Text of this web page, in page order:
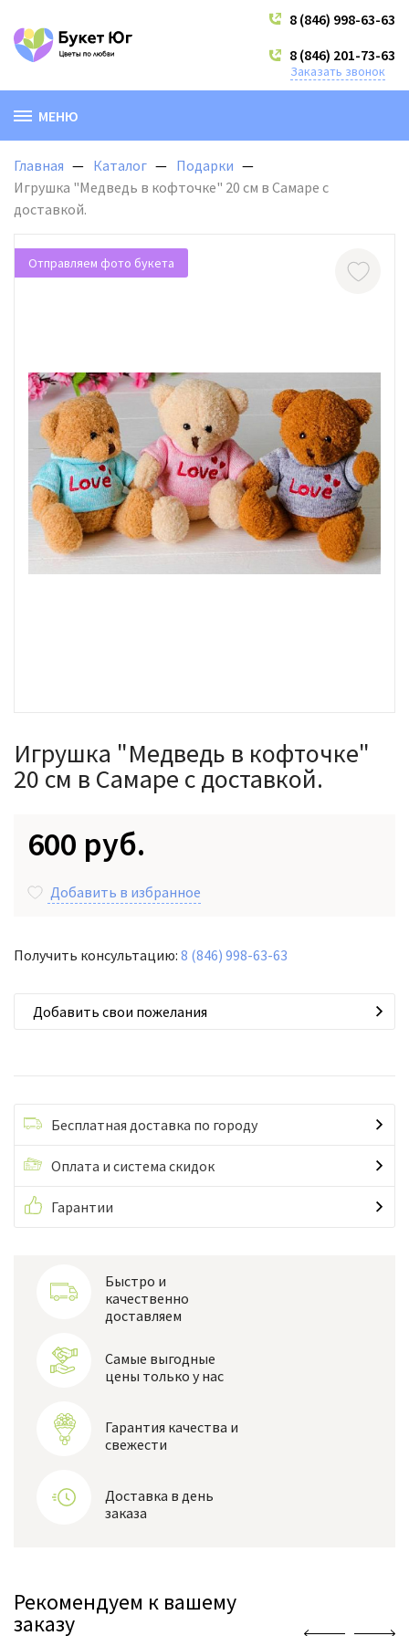
8 (846) 998-63-63
8 (846) 201-73-63
Заказать звонок
МЕНЮ
Главная Каталог
Подарки
Игрушка "Медведь в кофточке" 20 см в Самаре с
доставкой.
Отправляем фото букета
Игрушка "Медведь в кофточке"
20 см в Самаре с доставкой.
600 руб.
Добавить в избранное
Получить консультацию: 8 (846) 998-63-63
Добавить свои пожелания
Бесплатная доставка по городу
Оплата и система скидок
Гарантии
Быстро и
качественно
доставляем
Самые выгодные
цены только у нас
Гарантия качества и
свежести
Доставка в день
заказа
Рекомендуем к вашему
заказу